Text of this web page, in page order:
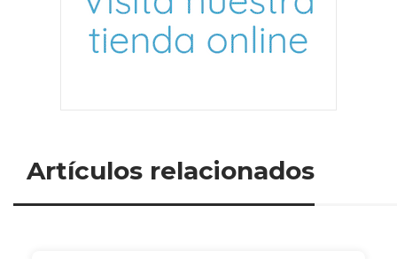
Artículos relacionados